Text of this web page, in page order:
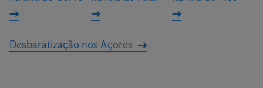
Desbaratização nos Açores